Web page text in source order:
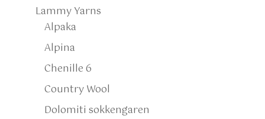
Lammy Yarns
Alpaka
Alpina
Chenille 6
Country Wool
Dolomiti sokkengaren